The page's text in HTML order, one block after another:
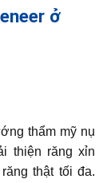
ở
thẩm mỹ nụ
thiện răng xỉn
thật tối đa.